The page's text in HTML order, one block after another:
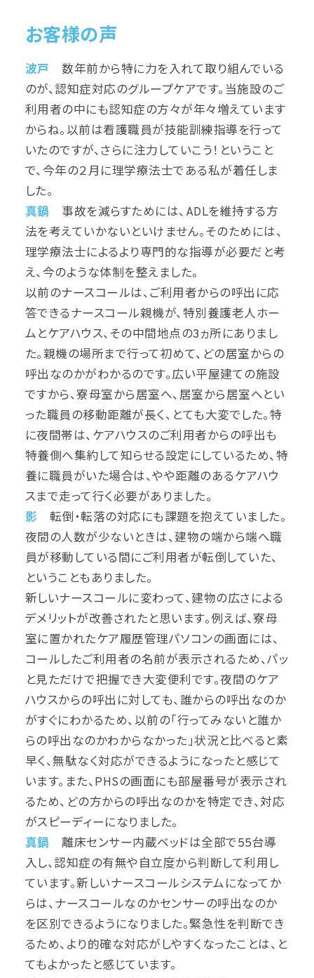
お客様の声
波戸 数年前から特に力を入れて取り組んでいる
のが、認知症対応のグループケアです。当施設のご
利用者の中にも認知症の方々が年々増えています
からね。以前は看護職員が技能訓練指導を行って
いたのですが、さらに注力していこう！ということ
で、今年の２月に理学療法士である私が着任しま
した。
真鍋 事故を減らすためには、ADLを維持する方
法を考えていかないといけません。そのためには、
理学療法士によるより専門的な指導が必要だと考
え、今のような体制を整えました。
以前のナースコールは、ご利用者からの呼出に応
答できるナースコール親機が、特別養護老人ホー
ムとケアハウス、その中間地点の3ヵ所にありまし
た。親機の場所まで行って初めて、どの居室からの
呼出なのかがわかるのです。広い平屋建ての施設
ですから、寮母室から居室へ、居室から居室へとい
った職員の移動距離が長く、とても大変でした。特
に夜間帯は、ケアハウスのご利用者からの呼出も
特養側へ集約して知らせる設定にしているため、特
養に職員がいた場合は、やや距離のあるケアハウ
スまで走って行く必要がありました。
影 転倒・転落の対応にも課題を抱えていました。
夜間の人数が少ないときは、建物の端から端へ職
員が移動している間にご利用者が転倒していた、
ということもありました。
新しいナースコールに変わって、建物の広さによる
デメリットが改善されたと思います。例えば、寮母
室に置かれたケア履歴管理パソコンの画面には、
コールしたご利用者の名前が表示されるため、パッ
と見ただけで把握でき大変便利です。夜間のケア
ハウスからの呼出に対しても、誰からの呼出なのか
がすぐにわかるため、以前の「行ってみないと誰か
らの呼出なのかわからなかった」状況と比べると素
早く、無駄なく対応ができるようになったと感じて
います。また、PHSの画面にも部屋番号が表示され
るため、どの方からの呼出なのかを特定でき、対応
がスピーディーになりました。
真鍋 離床センサー内蔵ベッドは全部で55台導
入し、認知症の有無や自立度から判断して利用し
ています。新しいナースコールシステムになってか
らは、ナースコールなのかセンサーの呼出なのか
を区別できるようになりました。緊急性を判断でき
るため、より的確な対応がしやすくなったことは、と
てもよかったと感じています。